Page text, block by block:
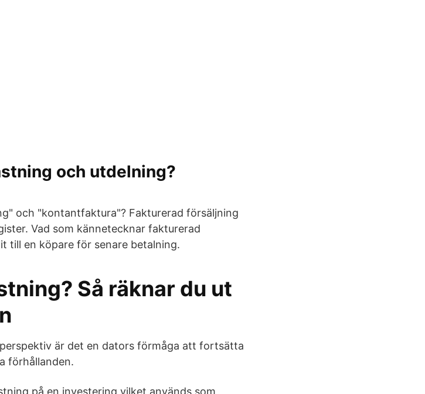
och utdelning?
och "kontantfaktura"? Fakturerad försäljning
Vad som kännetecknar fakturerad
till en köpare för senare betalning.
Så räknar du ut
är det en dators förmåga att fortsätta
förhållanden.
på en investering vilket används som